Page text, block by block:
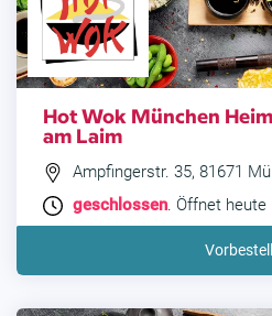
Hot Wok München
am Laim
Ampfingerstr. 35, 81671
geschlossen. Öffnet heute